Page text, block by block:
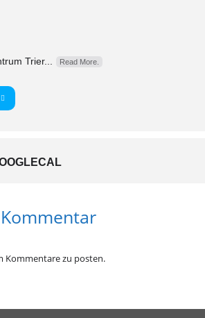
Trier... Read More.
Kommentare zu posten.